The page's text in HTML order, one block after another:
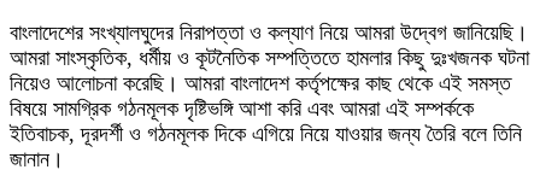
বাংলাদেশের সংখ্যালঘুদের নিরাপত্তা ও কল্যাণ নিয়ে আমরা উদ্বেগ জানিয়েছি।
আমরা সাংস্কৃতিক, ধর্মীয় ও কূটনৈতিক সম্পত্তিতে হামলার কিছু দুঃখজনক ঘটনা
নিয়েও আলোচনা করেছি। আমরা বাংলাদেশ কর্তৃপক্ষের কাছ থেকে এই সমস্ত
বিষয়ে সামগ্রিক গঠনমূলক দৃষ্টিভঙ্গি আশা করি এবং আমরা এই সম্পর্ককে
ইতিবাচক, দূরদর্শী ও গঠনমূলক দিকে এগিয়ে নিয়ে যাওয়ার জন্য তৈরি বলে তিনি
জানান।